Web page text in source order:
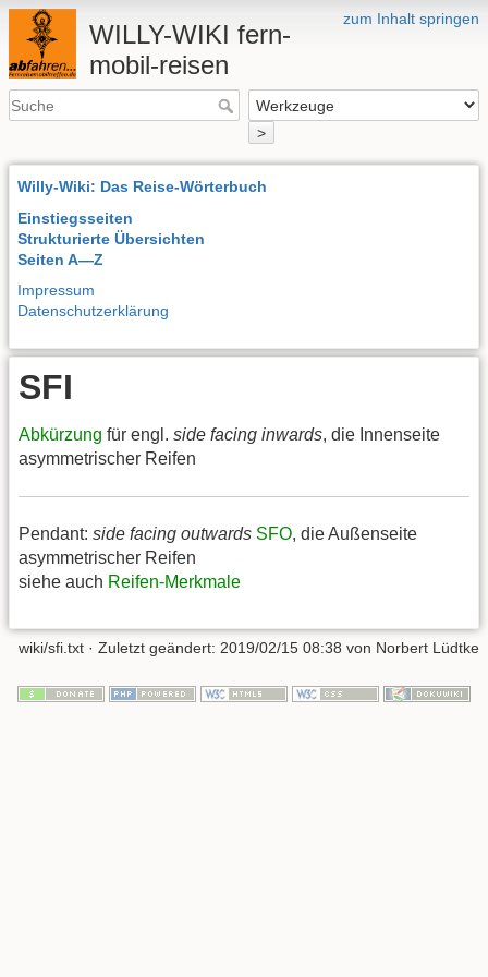
zum Inhalt springen
WILLY-WIKI fern-
mobil-reisen
>
Willy-Wiki: Das Reise-Wörterbuch
Einstiegsseiten
Strukturierte Übersichten
Seiten A—Z
Impressum
Datenschutzerklärung
SFI
Abkürzung für engl. side facing inwards, die Innenseite
asymmetrischer Reifen
Pendant: side facing outwards SFO, die Außenseite
asymmetrischer Reifen
siehe auch Reifen-Merkmale
wiki/sfi.txt · Zuletzt geändert: 2019/02/15 08:38 von Norbert Lüdtke